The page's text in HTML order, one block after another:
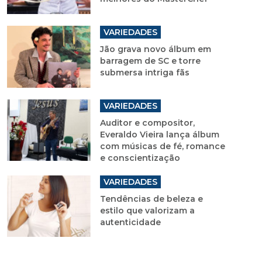
VARIEDADES
Jão grava novo álbum em
barragem de SC e torre
submersa intriga fãs
VARIEDADES
Auditor e compositor,
Everaldo Vieira lança álbum
com músicas de fé, romance
e conscientização
VARIEDADES
Tendências de beleza e
estilo que valorizam a
autenticidade